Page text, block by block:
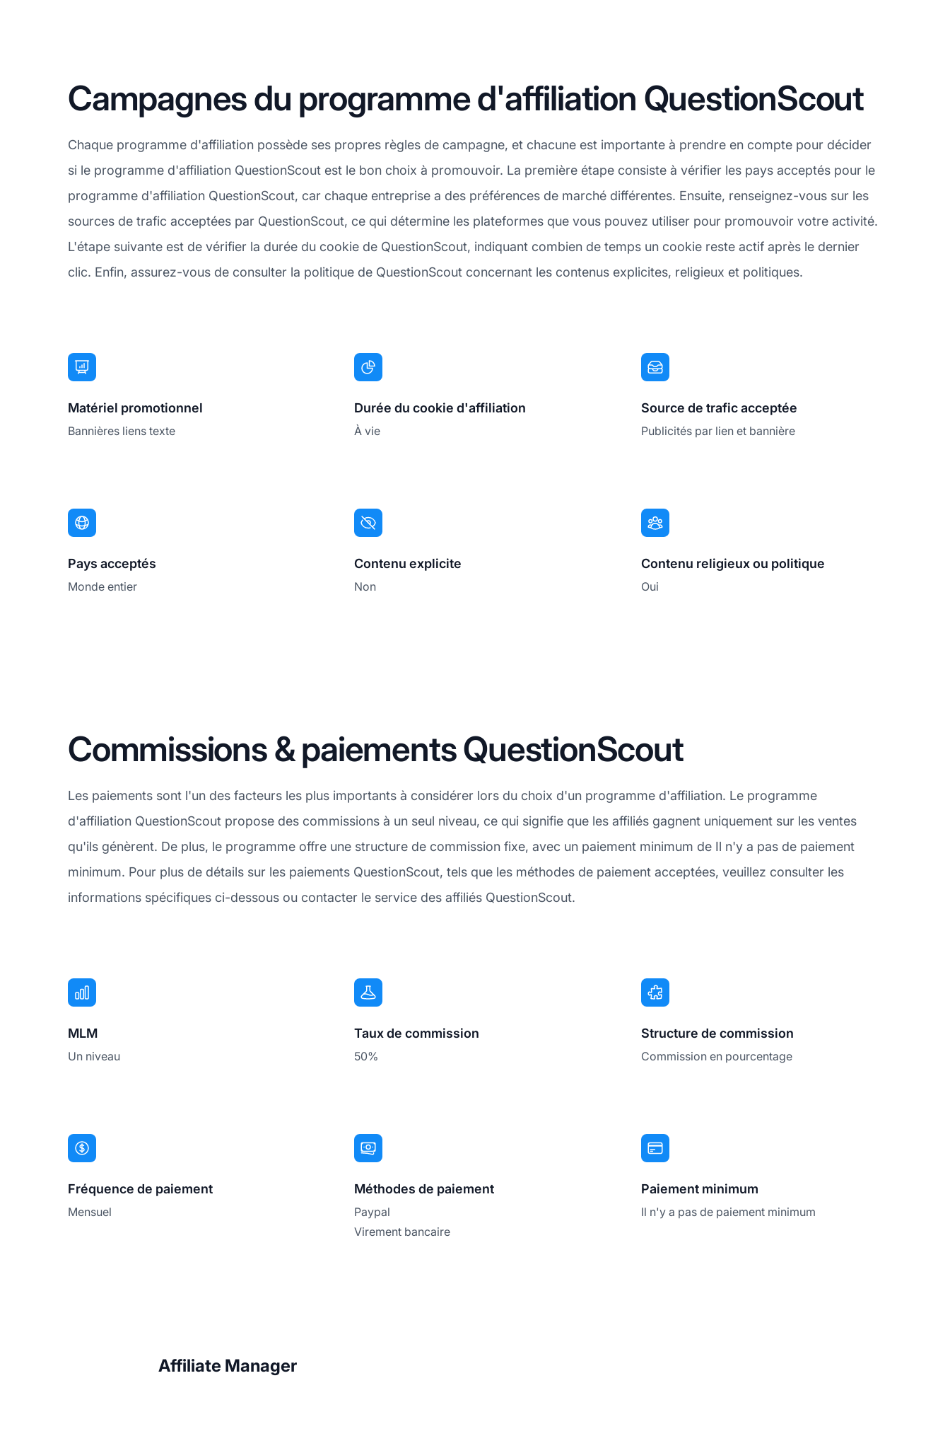
Campagnes du programme d'affiliation QuestionScout
Chaque programme d'affiliation possède ses propres règles de campagne, et chacune est importante à prendre en compte pour décider
si le programme d'affiliation QuestionScout est le bon choix à promouvoir. La première étape consiste à vérifier les pays acceptés pour le
programme d'affiliation QuestionScout, car chaque entreprise a des préférences de marché différentes. Ensuite, renseignez-vous sur les
sources de trafic acceptées par QuestionScout, ce qui détermine les plateformes que vous pouvez utiliser pour promouvoir votre activité.
L'étape suivante est de vérifier la durée du cookie de QuestionScout, indiquant combien de temps un cookie reste actif après le dernier
clic. Enfin, assurez-vous de consulter la politique de QuestionScout concernant les contenus explicites, religieux et politiques.
Matériel promotionnel
Bannières liens texte
Durée du cookie d'affiliation
À vie
Source de trafic acceptée
Publicités par lien et bannière
Pays acceptés
Monde entier
Contenu explicite
Non
Contenu religieux ou politique
Oui
Commissions & paiements QuestionScout
Les paiements sont l'un des facteurs les plus importants à considérer lors du choix d'un programme d'affiliation. Le programme
d'affiliation QuestionScout propose des commissions à un seul niveau, ce qui signifie que les affiliés gagnent uniquement sur les ventes
qu'ils génèrent. De plus, le programme offre une structure de commission fixe, avec un paiement minimum de Il n'y a pas de paiement
minimum. Pour plus de détails sur les paiements QuestionScout, tels que les méthodes de paiement acceptées, veuillez consulter les
informations spécifiques ci-dessous ou contacter le service des affiliés QuestionScout.
MLM
Un niveau
Taux de commission
50%
Structure de commission
Commission en pourcentage
Fréquence de paiement
Mensuel
Méthodes de paiement
Paypal
Virement bancaire
Paiement minimum
Il n'y a pas de paiement minimum
Affiliate Manager